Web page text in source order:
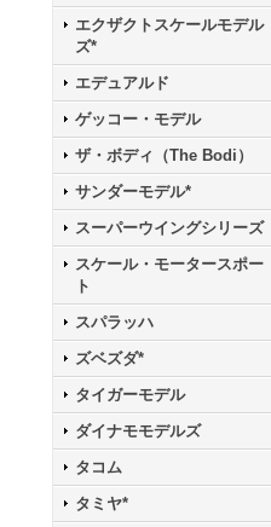
エクザクトスケールモデル
ズ*
エデュアルド
ゲッコー・モデル
ザ・ボディ（The Bodi）
サンダーモデル*
スーパーウイングシリーズ
スケール・モータースポー
ト
スパラッハ
ズベズダ*
タイガーモデル
ダイナモモデルズ
タコム
タミヤ*